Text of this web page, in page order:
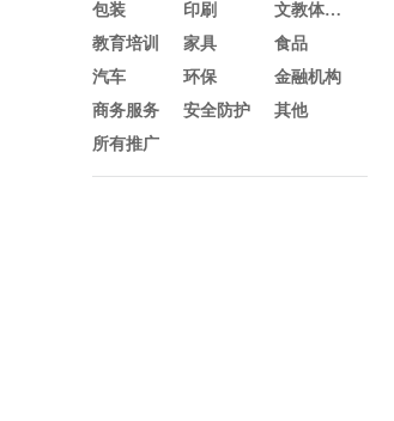
包装
印刷
文教体育及办公
教育培训
家具
食品
汽车
环保
金融机构
商务服务
安全防护
其他
所有推广